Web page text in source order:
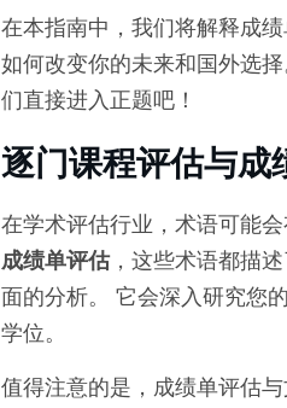
在本指南中，我们将解释成
如何改变你的未来和国外选
们直接进入正题吧！
逐门课程评估与成
在学术评估行业，术语可能
成绩单评估，这些术语都描
面的分析。 它会深入研究您
学位。
值得注意的是，成绩单评估